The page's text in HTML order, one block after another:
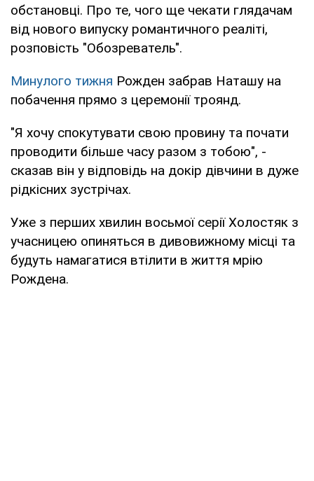
обстановці. Про те, чого ще чекати глядачам
від нового випуску романтичного реаліті,
розповість "Обозреватель".
Минулого тижня Рожден забрав Наташу на
побачення прямо з церемонії троянд.
"Я хочу спокутувати свою провину та почати
проводити більше часу разом з тобою", -
сказав він у відповідь на докір дівчини в дуже
рідкісних зустрічах.
Уже з перших хвилин восьмої серії Холостяк з
учасницею опиняться в дивовижному місці та
будуть намагатися втілити в життя мрію
Рождена.